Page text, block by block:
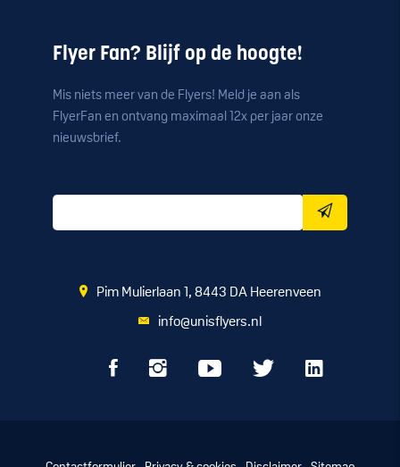
Flyer Fan? Blijf op de hoogte!
Mis niets meer van de Flyers! Meld je aan als
FlyerFan en ontvang maximaal 12x per jaar onze
nieuwsbrief.
Pim Mulierlaan 1, 8443 DA Heerenveen
info@unisflyers.nl